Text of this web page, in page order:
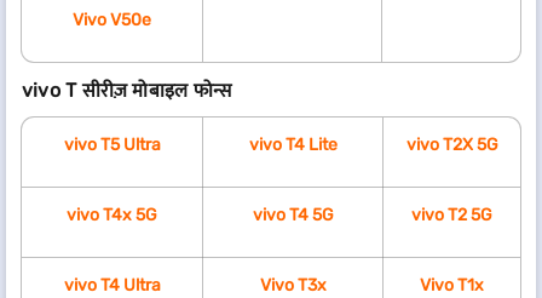
Vivo V50e
vivo T सीरीज़ मोबाइल फोन्स
vivo T5 Ultra vivo T4 Lite vivo T2X 5G
vivo T4x 5G vivo T4 5G vivo T2 5G
vivo T4 Ultra Vivo T3x Vivo T1x